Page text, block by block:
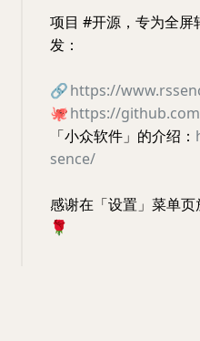
项目 #开源，专为全屏
发：
🔗https://
🐙https://
「小众软件」的介绍：
sence/
感谢在「设置」菜单页
🌹